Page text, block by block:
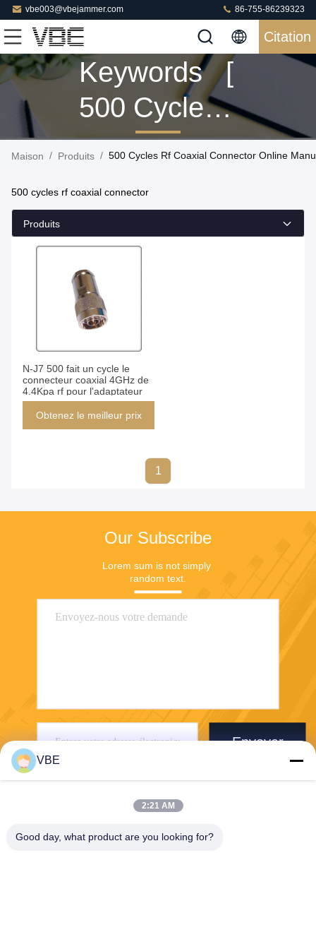
vbe003@vbejammer.com 86-755-86239323
Citation
Keywords [
500 Cycles
Rf Coaxial
Match 1
Produits
Maison / Produits / 500 Cycles Rf Coaxial Connector Online
500 cycles rf coaxial connector
Produits
N-J7 500 fait un cycle le
connecteur coaxial 4GHz de
4.4Kpa rf pour l'adaptateur
Obtenez le meilleur prix
1
Our Subscribe
Lorem sum is not simply
random text.
Envoyer
VBE
2:21 AM
Good day, what product are you looking for?